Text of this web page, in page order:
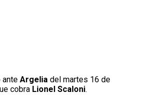
ante Argelia del martes 16 de
cobra Lionel Scaloni.